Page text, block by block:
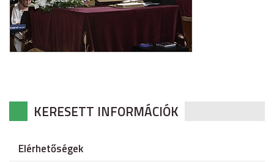
KERESETT INFORMÁCIÓK
Elérhetőségek